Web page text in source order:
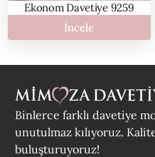
Ekonom Davetiye 9259
İncele
Binlerce farklı davetiye
unutulmaz kılıyoruz.
buluşturuyoruz!